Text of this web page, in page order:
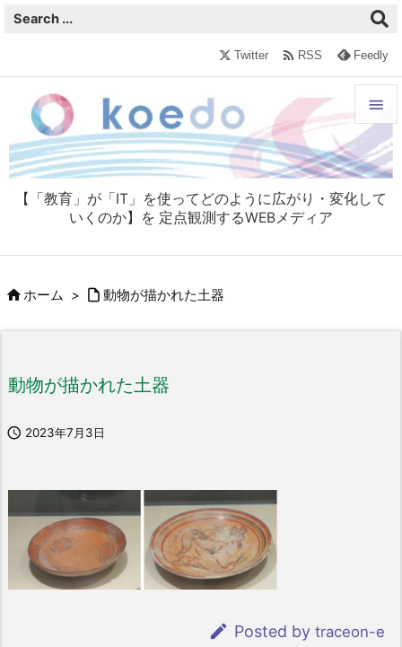
【「教育」が「IT」を使ってどのように広がり・変化して
いくのか】を 定点観測するWEBメディア


メニュ

Twitter  RSS Feedly
ホーム >  動物が描かれた土器
動物が描かれた土器
 2023年7月3日
 Posted by traceon-e